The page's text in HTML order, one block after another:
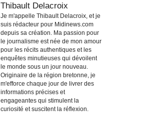
Thibault Delacroix
Je m'appelle Thibault Delacroix, et je
suis rédacteur pour Midinews.com
depuis sa création. Ma passion pour
le journalisme est née de mon amour
pour les récits authentiques et les
enquêtes minutieuses qui dévoilent
le monde sous un jour nouveau.
Originaire de la région bretonne, je
m'efforce chaque jour de livrer des
informations précises et
engageantes qui stimulent la
curiosité et suscitent la réflexion.